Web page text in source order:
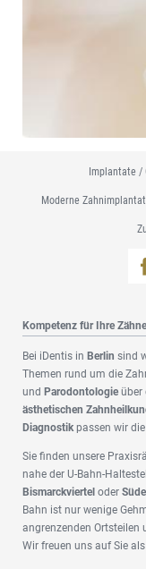
Navigation
Implantate /
Moderne
Kompetenz für Ihre Zähne
Bei iDentis in Berlin sind
Themen rund um die
und Parodontologieüber
ästhetischen
Diagnostikpassen wir
Sie finden unsere
nahe der U-Bahn-
Bismarckviertel oder
Bahn ist nur wenige
angrenzenden Ortsteilen
Wir freuen uns auf Sie